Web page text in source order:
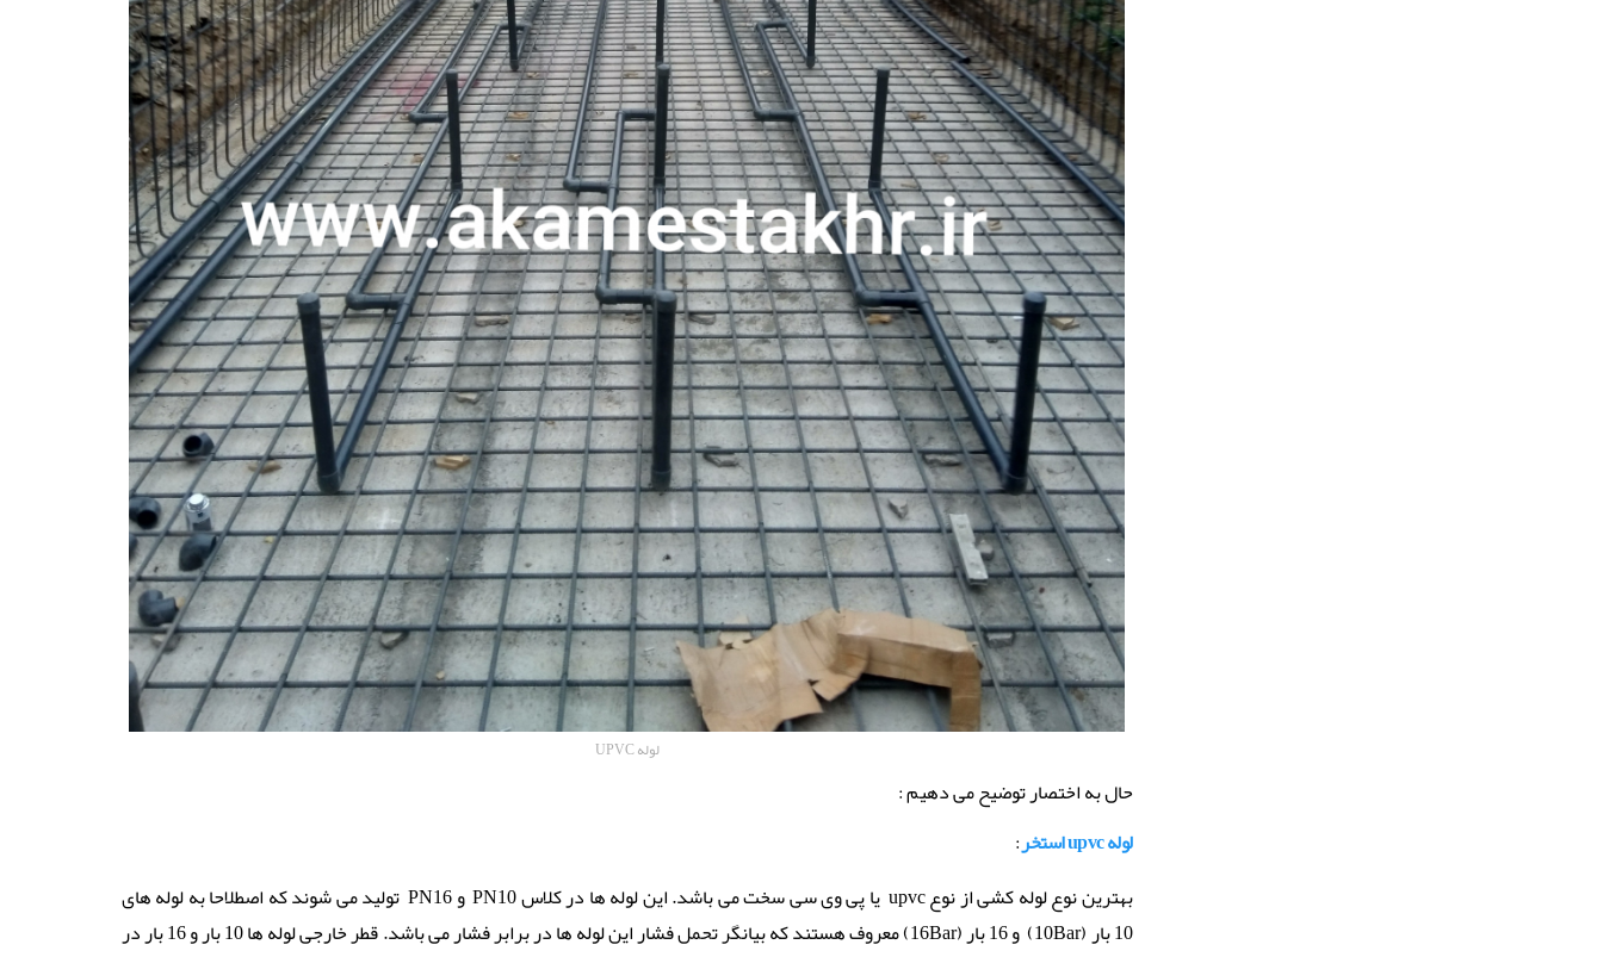
لوله UPVC
حال به اختصار توضیح می دهیم :
لوله upvc استخر:
بهترین نوع لوله کشی از نوع upvc یا پی وی سی سخت می باشد. این لوله ها در کلاس PN10 و PN16 تولید می شوند که اصطلاحا به لوله های
10 بار (10Bar) و 16 بار (16Bar) معروف هستند که بیانگر تحمل فشار این لوله ها در برابر فشار می باشد. قطر خارجی لوله ها 10 بار و 16 بار در